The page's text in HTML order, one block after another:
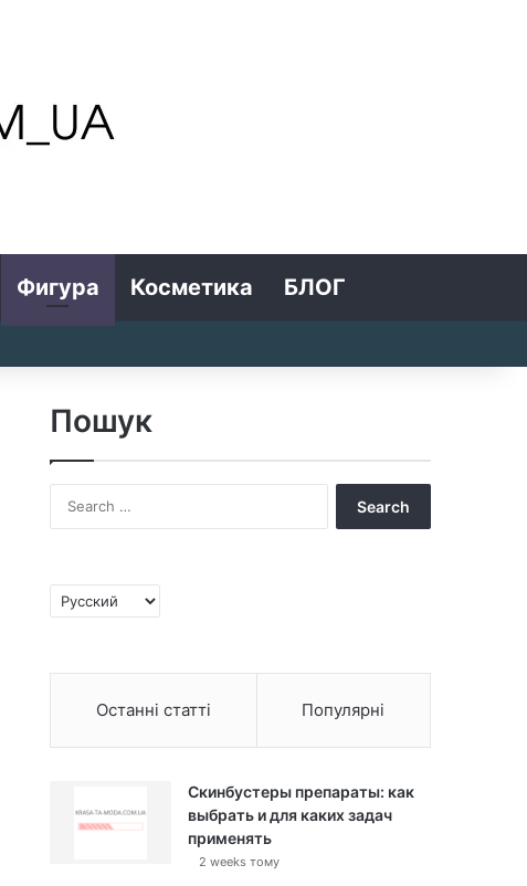
Фигура Косметика БЛОГ
Пошук
:
h
Останні статті Популярні
Скинбустеры препараты: как
выбрать и для каких задач
применять
2 weeks тому